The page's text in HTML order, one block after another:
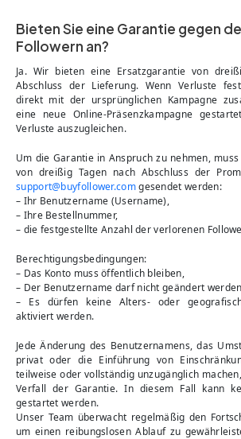
Bieten Sie eine Garantie gegen
Followern an?
Ja. Wir bieten eine Ersatzgarantie von
Abschluss der Lieferung. Wenn Verluste
direkt mit der ursprünglichen Kampagne
eine neue Online-Präsenzkampagne
Verluste auszugleichen.
Um die Garantie in Anspruch zu nehmen,
von dreißig Tagen nach Abschluss der
support@buyfollower.comgesendet werden:
– Ihr Benutzername (Username),
– Ihre Bestellnummer,
– die festgestellte Anzahl der verlorenen
Berechtigungsbedingungen:
– Das Konto muss öffentlich bleiben,
– Der Benutzername darf nicht geändert
– Es dürfen keine Alters- oder
aktiviert werden.
Jede Änderung des Benutzernamens, das
privat oder die Einführung von
teilweise oder vollständig unzugänglich
Verfall der Garantie. In diesem Fall kann
gestartet werden.
Unser Team überwacht regelmäßig den
um einen reibungslosen Ablauf zu